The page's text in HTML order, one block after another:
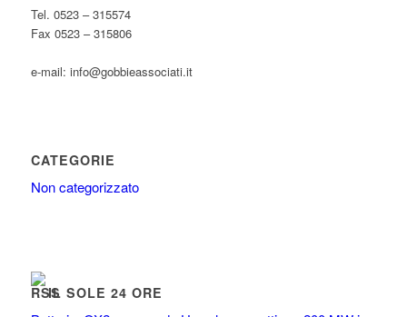
Tel. 0523 – 315574
Fax 0523 – 315806
e-mail: info@gobbieassociati.it
CATEGORIE
Non categorizzato
IL SOLE 24 ORE